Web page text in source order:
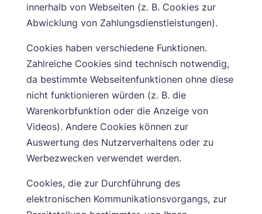
innerhalb von Webseiten (z. B. Cookies zur
Abwicklung von Zahlungsdienstleistungen).
Cookies haben verschiedene Funktionen.
Zahlreiche Cookies sind technisch notwendig,
da bestimmte Webseitenfunktionen ohne diese
nicht funktionieren würden (z. B. die
Warenkorbfunktion oder die Anzeige von
Videos). Andere Cookies können zur
Auswertung des Nutzerverhaltens oder zu
Werbezwecken verwendet werden.
Cookies, die zur Durchführung des
elektronischen Kommunikationsvorgangs, zur